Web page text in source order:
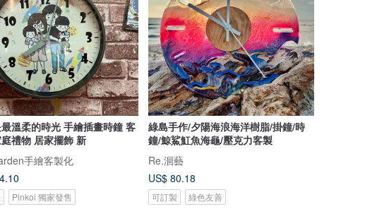
溫柔的時光 手繪插畫時鐘 客
禮物 居家擺飾 新
手繪客製化
Pinkoi 獨家發售
綠島手作/夕陽海浪海洋樹脂/掛鐘/時
鐘/鯨鯊魟魚海龜/壓克力客製
Re.洄藝
US$ 80.18
可訂製 綠色友善